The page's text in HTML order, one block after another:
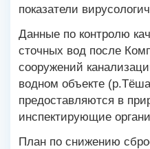
показатели
Данные по контролю
сточных вод после
сооружений
водном объекте
предоставляются в
инспектирующие
План по снижению